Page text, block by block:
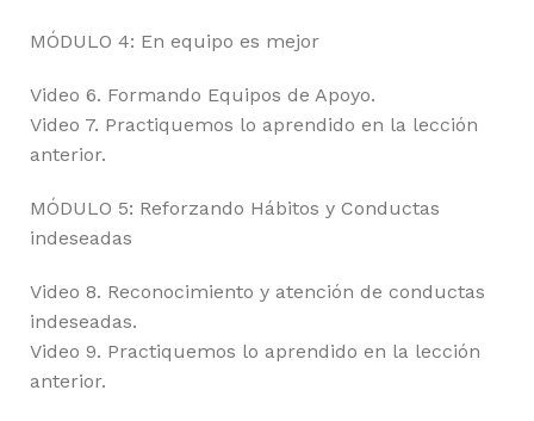
MÓDULO 4: En equipo es mejor
Video 6. Formando Equipos de Apoyo.
Video 7. Practiquemos lo aprendido en la lección
anterior.
MÓDULO 5: Reforzando Hábitos y Conductas
indeseadas
Video 8. Reconocimiento y atención de conductas
indeseadas.
Video 9. Practiquemos lo aprendido en la lección
anterior.